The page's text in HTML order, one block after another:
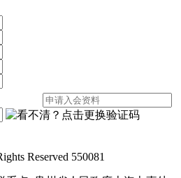
Reserved 550081